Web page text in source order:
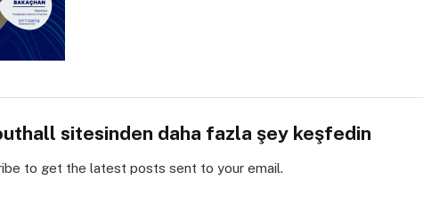
sitesinden daha fazla şey keşfedin
to get the latest posts sent to your email.